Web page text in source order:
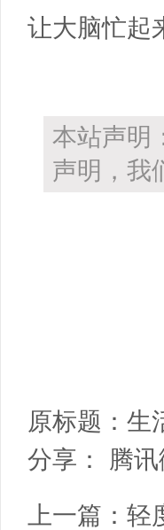
让大脑忙起
本站声明
声明，我
原标题： 生
分享：
腾
上一篇： 轻